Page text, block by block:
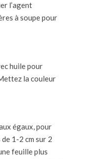
l’agent
à soupe pour
huile pour
la couleur
égaux, pour
1-2 cm sur 2
feuille plus